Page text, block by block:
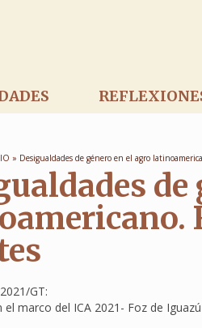
» Desigualdades de género en el agro
de
GT:
el marco del ICA 2021- Foz de